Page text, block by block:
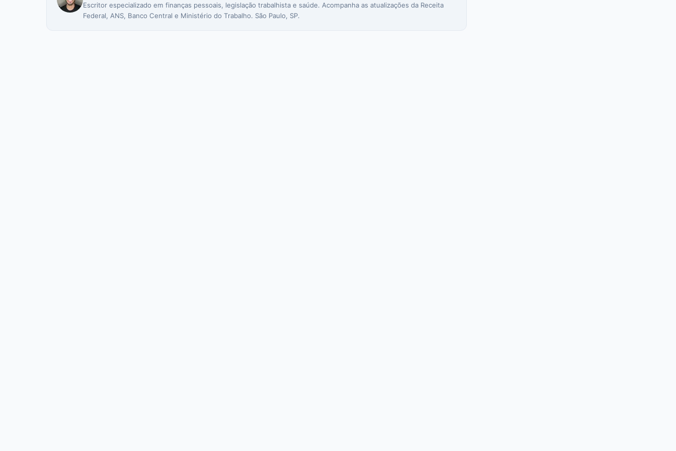
Escritor especializado em finanças pessoais, legislação trabalhista e saúde. Acompanha as atualizações da Receita
Federal, ANS, Banco Central e Ministério do Trabalho. São Paulo, SP.